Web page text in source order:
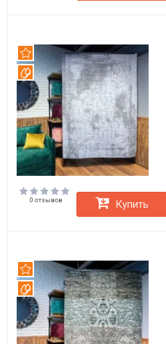
Рекомендуем
Вотерпруф
0 отзывов Купить
Рекомендуем
Вотерпруф